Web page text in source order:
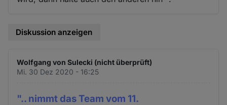
Diskussion anzeigen
Wolfgang von Sulecki (nicht überprüft)
Mi. 30 Dez 2020 - 16:25
".. nimmt das Team vom 11.